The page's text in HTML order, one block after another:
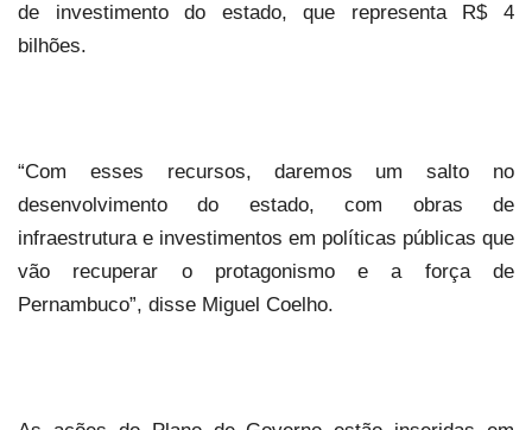
de investimento do estado, que representa R$ 4
bilhões.
“Com esses recursos, daremos um salto no
desenvolvimento do estado, com obras de
infraestrutura e investimentos em políticas públicas que
vão recuperar o protagonismo e a força de
Pernambuco”, disse Miguel Coelho.